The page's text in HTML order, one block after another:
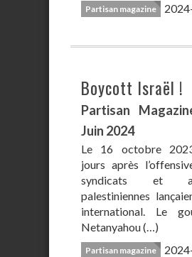
Partisan magazine
Boycott Israël !
Partisan
Juin 2024
Le 16 octobre
jours après
syndicats et
palestiniennes
international. Le
Netanyahou (…)
Partisan magazine